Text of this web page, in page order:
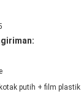
putih + film plastik